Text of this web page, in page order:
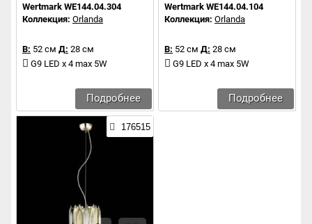
Wertmark WE144.04.304
Коллекция: Orlanda
В: 52 см Д: 28 см
G9 LED x 4 max 5W
Подробнее
Wertmark WE144.04.104
Коллекция: Orlanda
В: 52 см Д: 28 см
G9 LED x 4 max 5W
Подробнее
176515